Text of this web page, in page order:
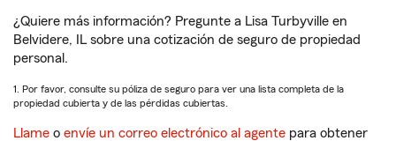
¿Quiere más información? Pregunte a Lisa Turbyville en
Belvidere, IL sobre una cotización de seguro de propiedad
personal.
1. Por favor, consulte su póliza de seguro para ver una lista completa de la
propiedad cubierta y de las pérdidas cubiertas.
Llame o envíe un correo electrónico al agente para obtener